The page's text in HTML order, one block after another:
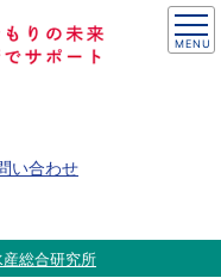
い合わせ
産総合研究所